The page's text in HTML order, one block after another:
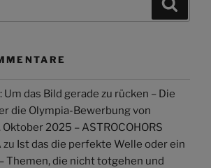
das Bild gerade zu rücken – Die
die Olympia-Bewerbung von
2025 – ASTROCOHORS
zu Ist das die perfekte Welle oder ein
Themen, die nicht totgehen und